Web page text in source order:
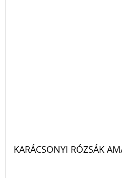
KARÁCSONYI RÓZSÁK